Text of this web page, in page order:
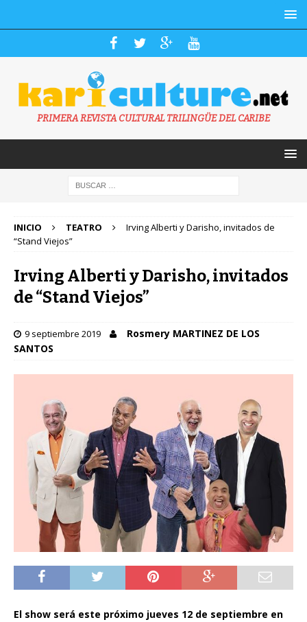
PRIMERA REVISTA CULTURAL TRILINGÜE DEL CARIBE
INICIO TEATRO
Irving Alberti y Darisho, invitados de
“Stand Viejos”
Irving Alberti y Darisho, invitados
de “Stand Viejos”
9 septiembre 2019
Rosmery MARTINEZ DE LOS
SANTOS
El show será este próximo jueves 12 de septiembre en